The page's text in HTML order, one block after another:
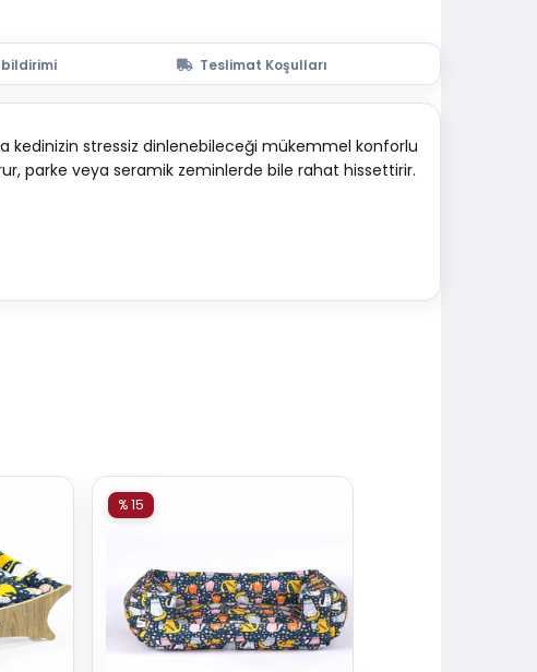
bildirimi Teslimat Koşulları
kedinizin stressiz dinlenebileceği mükemmel konforlu
parke veya seramik zeminlerde bile rahat hissettirir.
% 15